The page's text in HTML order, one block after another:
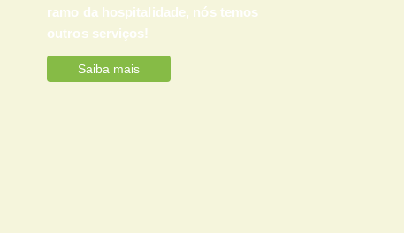
ramo da hospitalidade, nós temos
outros serviços!
Saiba mais